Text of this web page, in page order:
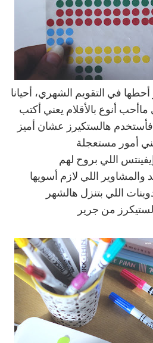
في التقويم الشهري، أحيانا
ماأحب أنوع بالأقلام يعني أكتب
هالستكيرز عشان أميز
أمور مستعجلة
اللي بروح لهم
والمشاوير اللي لازم أسويها
اللي بتنزل هالشهر
من جرير